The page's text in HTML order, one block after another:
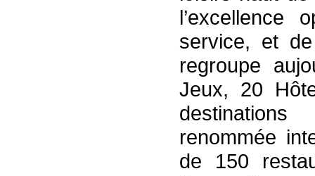
l’excellence
service, et
regroupe
Jeux, 20
renommée
de 150